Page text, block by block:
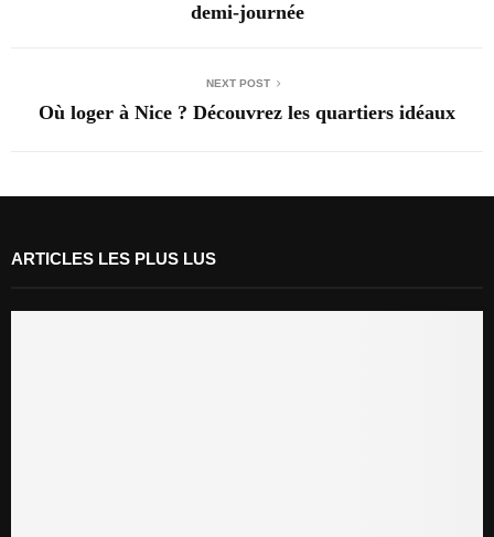
demi-journée
NEXT POST
Où loger à Nice ? Découvrez les quartiers idéaux
ARTICLES LES PLUS LUS